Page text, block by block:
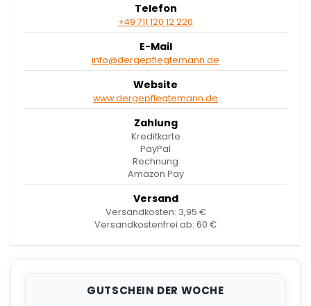
Telefon
+49 711 120 12 220
E-Mail
info@dergepflegtemann.de
Website
www.dergepflegtemann.de
Zahlung
Kreditkarte
PayPal
Rechnung
Amazon Pay
Versand
Versandkosten: 3,95 €
Versandkostenfrei ab: 60 €
GUTSCHEIN DER WOCHE